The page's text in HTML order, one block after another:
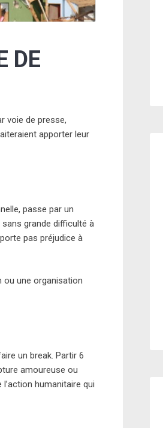
DE
voie de presse,
apporter leur
passe par un
grande difficulté à
pas préjudice à
ou une organisation
un break. Partir 6
amoureuse ou
humanitaire qui